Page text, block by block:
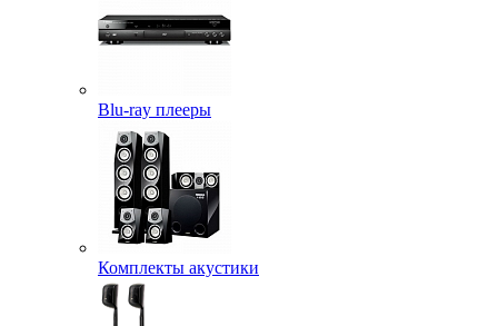
Blu-ray плееры
Комплекты акустики